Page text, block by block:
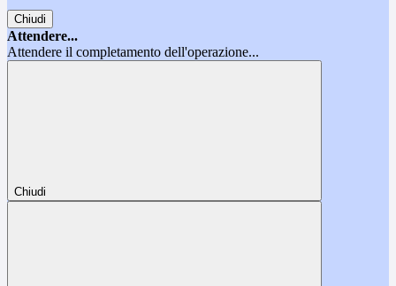
Chiudi
Attendere...
Attendere il completamento dell'operazione...
Chiudi